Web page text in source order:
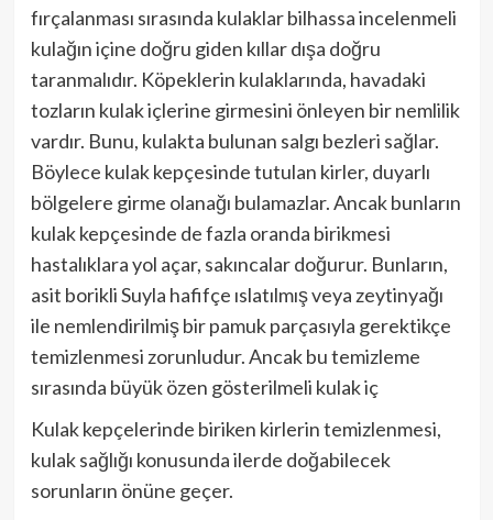
fırçalanması sırasında kulaklar bilhassa incelenmeli
kulağın içine doğru giden kıllar dışa doğru
taranmalıdır. Köpeklerin kulaklarında, havadaki
tozların kulak içlerine girmesini önleyen bir nemlilik
vardır. Bunu, kulakta bulunan salgı bezleri sağlar.
Böylece kulak kepçesinde tutulan kirler, duyarlı
bölgelere girme olanağı bulamazlar. Ancak bunların
kulak kepçesinde de fazla oranda birikmesi
hastalıklara yol açar, sakıncalar doğurur. Bunların,
asit borikli Suyla hafifçe ıslatılmış veya zeytinyağı
ile nemlendirilmiş bir pamuk parçasıyla gerektikçe
temizlenmesi zorunludur. Ancak bu temizleme
sırasında büyük özen gösterilmeli kulak iç
Kulak kepçelerinde biriken kirlerin temizlenmesi,
kulak sağlığı konusunda ilerde doğabilecek
sorunların önüne geçer.